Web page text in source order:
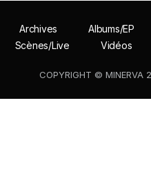
Archives Albums/EP
Scènes/Live
Vidéos
COPYRIGHT © MINERVA